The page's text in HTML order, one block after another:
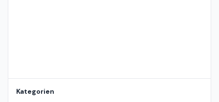
Kategorien